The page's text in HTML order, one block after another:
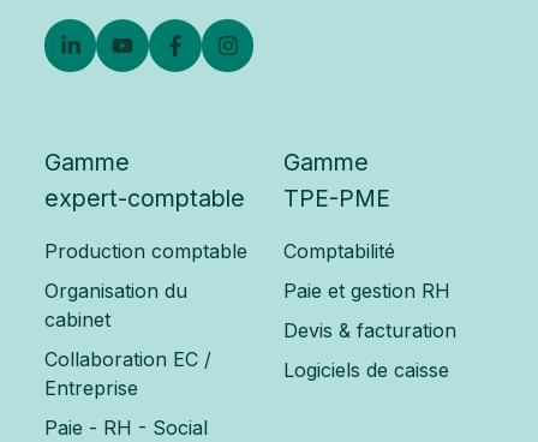
Gamme
expert-comptable
Production comptable
Organisation du
cabinet
Collaboration EC /
Entreprise
Paie - RH - Social
Gamme
TPE-PME
Comptabilité
Paie et gestion RH
Devis & facturation
Logiciels de caisse